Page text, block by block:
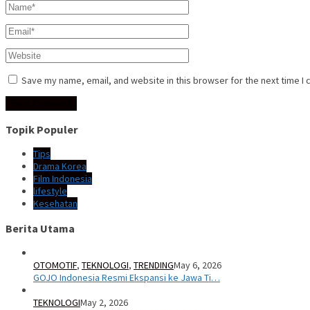
Save my name, email, and website in this browser for the next time I
Topik Populer
Tips
Drama Korea
Film Indonesia
lifestyle
Kesehatan
Berita Utama
OTOMOTIF, TEKNOLOGI, TRENDINGMay 6, 2026
GOJO Indonesia Resmi Ekspansi ke Jawa Ti…
TEKNOLOGIMay 2, 2026